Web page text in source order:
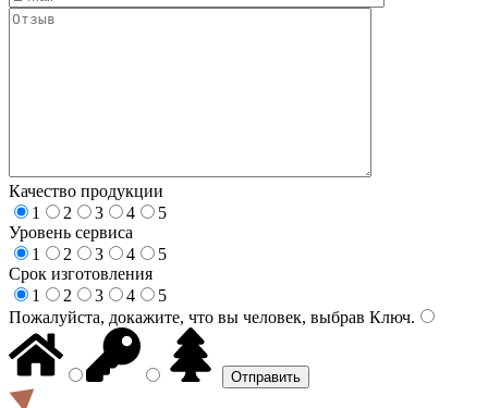
Качество продукции
1
2 3 4
5
Уровень сервиса
1
2 3 4
5
Срок изготовления
1
2 3 4
5
Пожалуйста, докажите, что вы человек, выбрав Ключ.